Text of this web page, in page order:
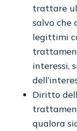
trattare
salvo che
legittimi
interessi,
Diritto
qualora